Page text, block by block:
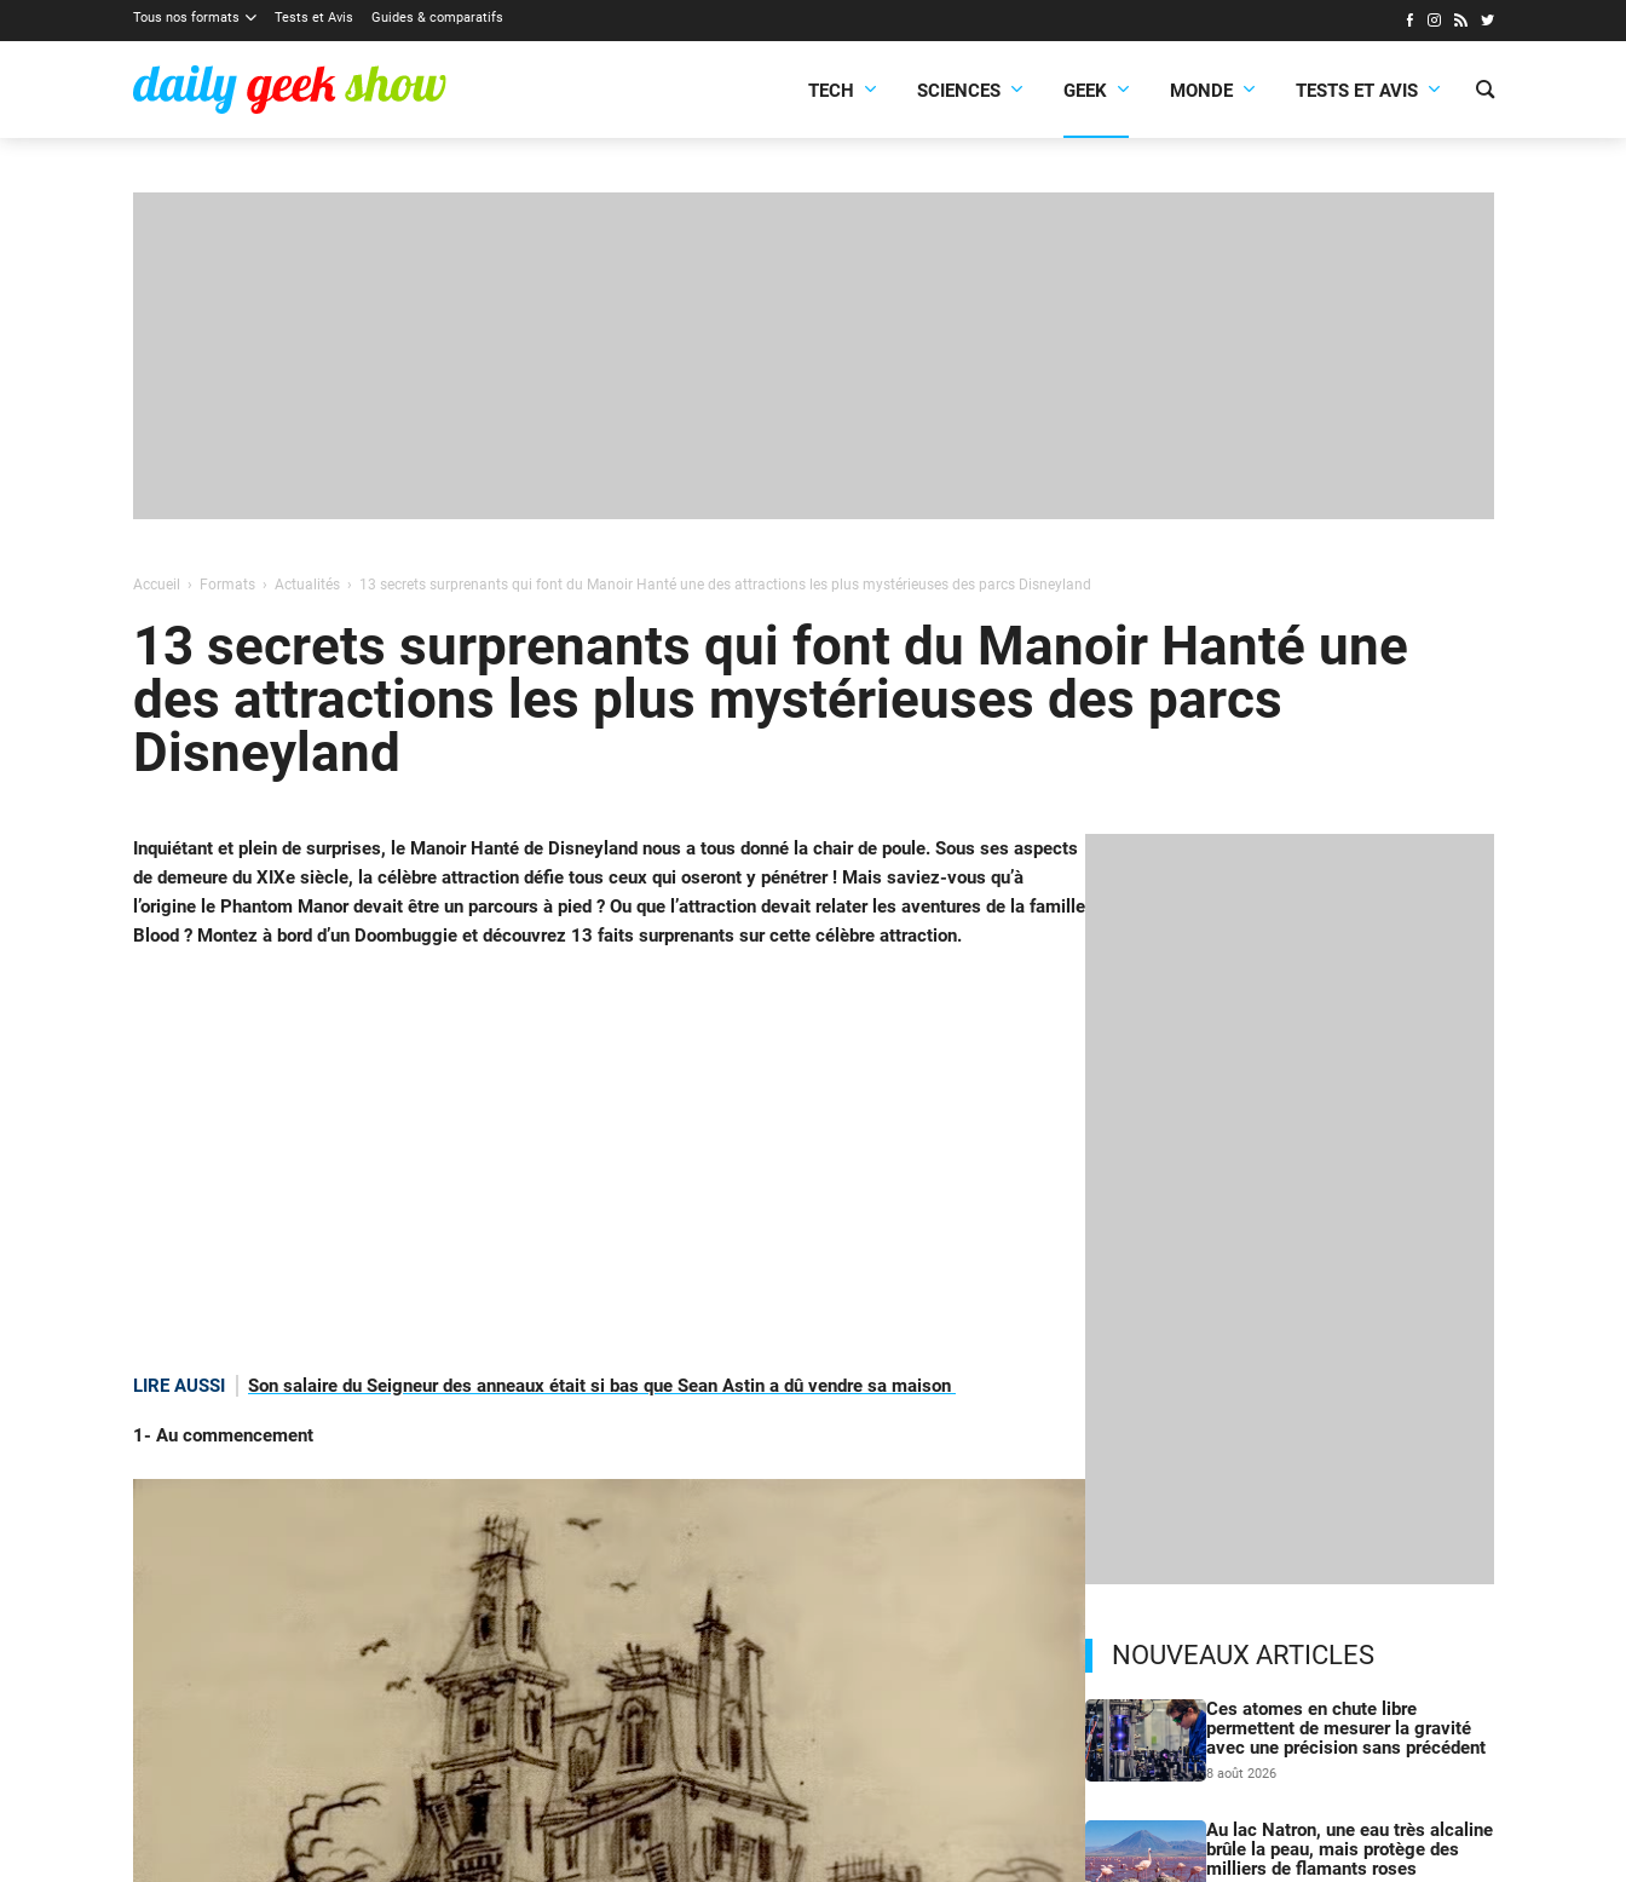
Tous nos formats Tests et Avis Guides & comparatifs
TECH SCIENCES GEEK MONDE TESTS ET AVIS
Accueil Formats Actualités 13 secrets surprenants qui font du Manoir Hanté une des attractions les plus mystérieuses des parcs Disneyland
13 secrets surprenants qui font du Manoir Hanté une
des attractions les plus mystérieuses des parcs
Disneyland
Inquiétant et plein de surprises, le Manoir Hanté de Disneyland nous a tous donné la chair de poule. Sous ses aspects
de demeure du XIXe siècle, la célèbre attraction défie tous ceux qui oseront y pénétrer ! Mais saviez-vous qu’à
l’origine le Phantom Manor devait être un parcours à pied ? Ou que l’attraction devait relater les aventures de la famille
Blood ? Montez à bord d’un Doombuggie et découvrez 13 faits surprenants sur cette célèbre attraction.
LIRE AUSSI Son salaire du Seigneur des anneaux était si bas que Sean Astin a dû vendre sa maison
1- Au commencement
NOUVEAUX ARTICLES
Ces atomes en chute libre
permettent de mesurer la gravité
avec une précision sans précédent
8 août 2026
Au lac Natron, une eau très alcaline
brûle la peau, mais protège des
milliers de flamants roses